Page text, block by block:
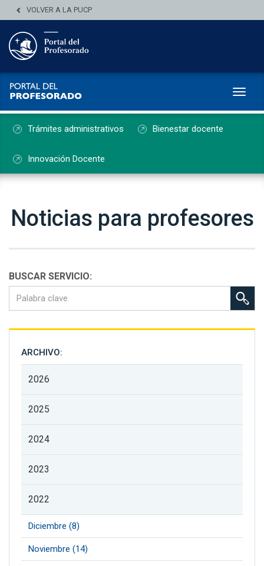
VOLVER A LA PUCP
Trámites administrativos Bienestar docente
Innovación Docente
Noticias para profesores
BUSCAR SERVICIO:
ARCHIVO:
2026
2025
2024
2023
2022
Diciembre (8)
Noviembre (14)